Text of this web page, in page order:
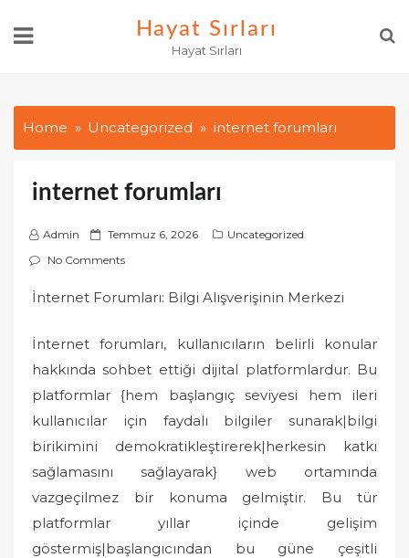
Hayat Sırları
Hayat Sırları
Home Uncategorized internet forumları
internet forumları
Admin
P
o
t
d
o
Temmuz 6, 2026
Uncategorized
No Comments
İnternet Forumları: Bilgi Alışverişinin Merkezi
İnternet forumları, kullanıcıların belirli konular
hakkında sohbet ettiği dijital platformlardur. Bu
platformlar {hem başlangıç seviyesi hem ileri
kullanıcılar için faydalı bilgiler sunarak|bilgi
birikimini demokratikleştirerek|herkesin katkı
sağlamasını sağlayarak} web ortamında
vazgeçilmez bir konuma gelmiştir. Bu tür
platformlar yıllar içinde gelişim
göstermiş|başlangıcından bu güne çeşitli